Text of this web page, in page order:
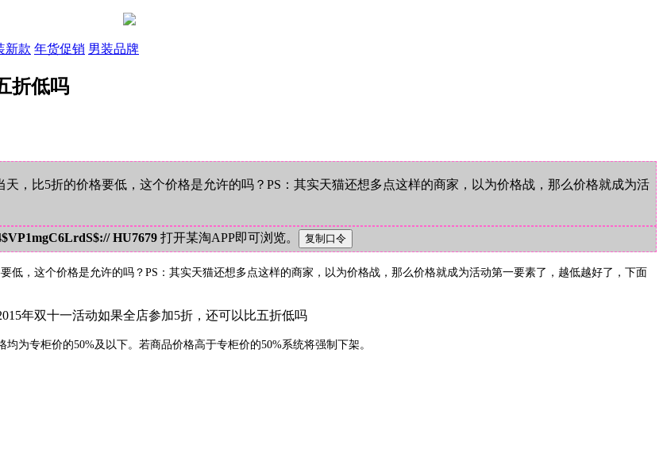
新款 年货促销 男装品牌
折低吗
，比5折的价格要低，这个价格是允许的吗？PS：其实天猫还想多点这样的商家，以为价格战，那么价格就成为活
HU7679 打开某淘APP即可浏览。
低，这个价格是允许的吗？PS：其实天猫还想多点这样的商家，以为价格战，那么价格就成为活动第一要素了，越低越好了，下面
为专柜价的50%及以下。若商品价格高于专柜价的50%系统将强制下架。